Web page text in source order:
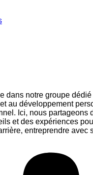
dans notre groupe
au développement
Ici, nous partageons
et des expériences
entreprendre avec